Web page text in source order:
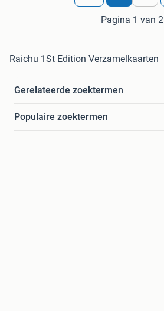
Pagina 1 van 2
Raichu 1St Edition Verzamelkaarten
Gerelateerde zoektermen
Populaire zoektermen